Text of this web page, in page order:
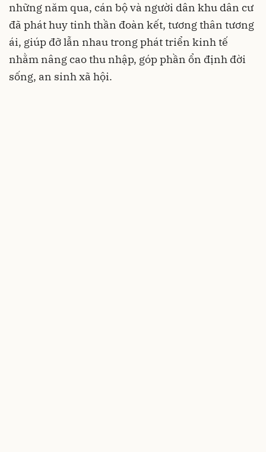
những năm qua, cán bộ và người dân khu dân cư
đã phát huy tinh thần đoàn kết, tương thân tương
ái, giúp đỡ lẫn nhau trong phát triển kinh tế
nhằm nâng cao thu nhập, góp phần ổn định đời
sống, an sinh xã hội.